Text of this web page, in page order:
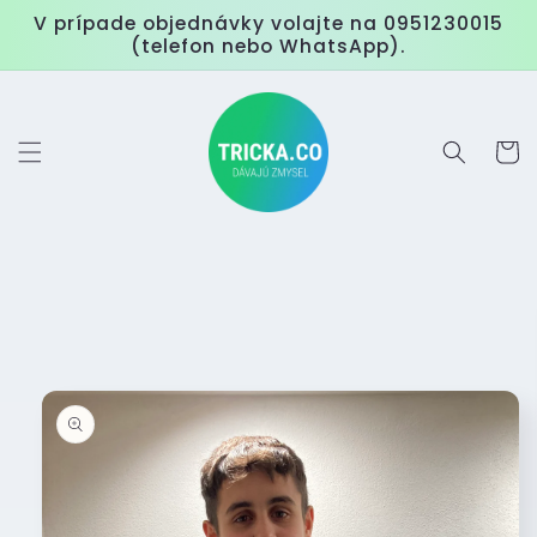
Přejít k
obsahu
V prípade objednávky volajte na 0951230015
(telefon nebo WhatsApp).
Košík